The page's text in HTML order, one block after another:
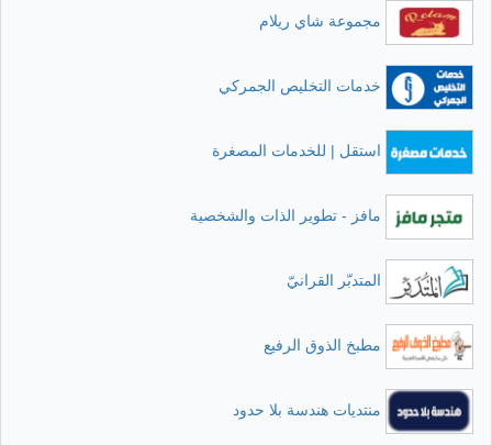
مجموعة شاي ريلام
خدمات التخليص الجمركي
استقل | للخدمات المصغرة
مافز - تطوير الذات والشخصية
المتدبّر القرانيّ
مطبخ الذوق الرفيع
منتديات هندسة بلا حدود